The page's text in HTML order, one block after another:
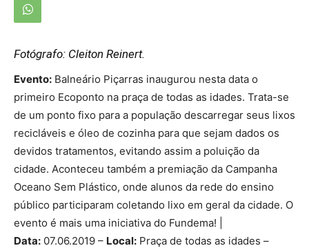
Fotógrafo: Cleiton Reinert.
Evento: Balneário Piçarras inaugurou nesta data o
primeiro Ecoponto na praça de todas as idades. Trata-se
de um ponto fixo para a população descarregar seus lixos
recicláveis e óleo de cozinha para que sejam dados os
devidos tratamentos, evitando assim a poluição da
cidade. Aconteceu também a premiação da Campanha
Oceano Sem Plástico, onde alunos da rede do ensino
público participaram coletando lixo em geral da cidade. O
evento é mais uma iniciativa do Fundema! |
Data: 07.06.2019 – Local: Praça de todas as idades –